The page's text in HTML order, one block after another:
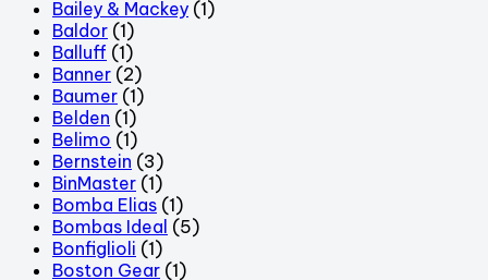
Bailey & Mackey (1)
Baldor (1)
Balluff (1)
Banner (2)
Baumer (1)
Belden (1)
Belimo (1)
Bernstein (3)
BinMaster (1)
Bomba Elias (1)
Bombas Ideal (5)
Bonfiglioli (1)
Boston Gear (1)